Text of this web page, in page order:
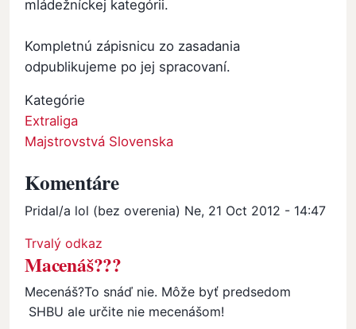
mládežníckej kategórii.
Kompletnú zápisnicu zo zasadania
odpublikujeme po jej spracovaní.
Kategórie
Extraliga
Majstrovstvá Slovenska
Komentáre
Pridal/a lol (bez overenia) Ne, 21 Oct 2012 - 14:47
Trvalý odkaz
Macenáš???
Mecenáš?To snáď nie. Môže byť predsedom
SHBU ale určite nie mecenášom!